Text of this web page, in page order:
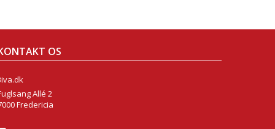
OS
Allé 2
Fredericia